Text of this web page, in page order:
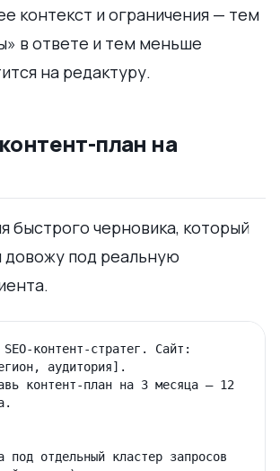
контекст и ограничения — тем
в ответе и тем меньше
на редактуру.
план на
быстрого черновика, который
довожу под реальную
контент-стратег. Сайт:
аудитория].
контент-план на 3 месяца — 12
под отдельный кластер запросов